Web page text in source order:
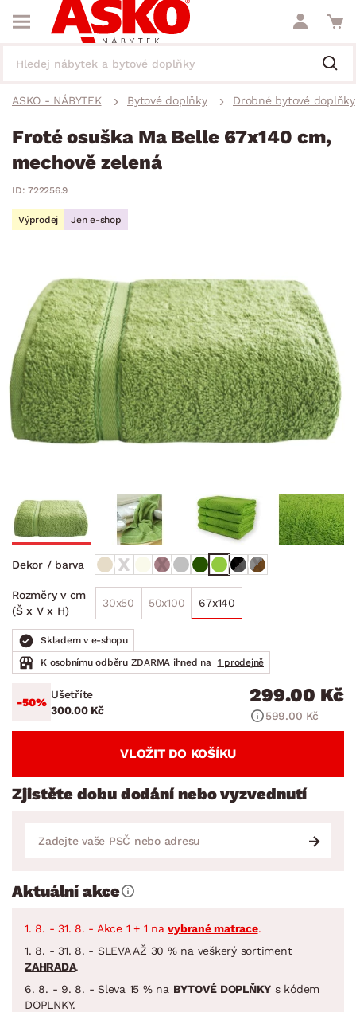
ASKO - NÁBYTEK Bytové doplňky Drobné bytové doplňky
Froté osuška Ma Belle 67x140 cm,
mechově zelená
ID: 722256.9
Výprodej Jen e-shop
Dekor / barva
Rozměry v cm
(Š x V x H)
30x50 50x100 67x140
Skladem v e-shopu
K osobnímu odběru ZDARMA ihned na
1 prodejně
-50%
Ušetříte
300.00 Kč
299.00 Kč
599.00 Kč
VLOŽIT DO KOŠÍKU
Zjistěte dobu dodání nebo vyzvednutí
Aktuální akce
1. 8. - 31. 8. - Akce 1 + 1 navybrané matrace.
1. 8. - 31. 8. - SLEVA AŽ 30 % na veškerý sortiment
ZAHRADA.
6. 8. - 9. 8. - Sleva 15 % na BYTOVÉ DOPLŇKY s kódem
DOPLNKY.